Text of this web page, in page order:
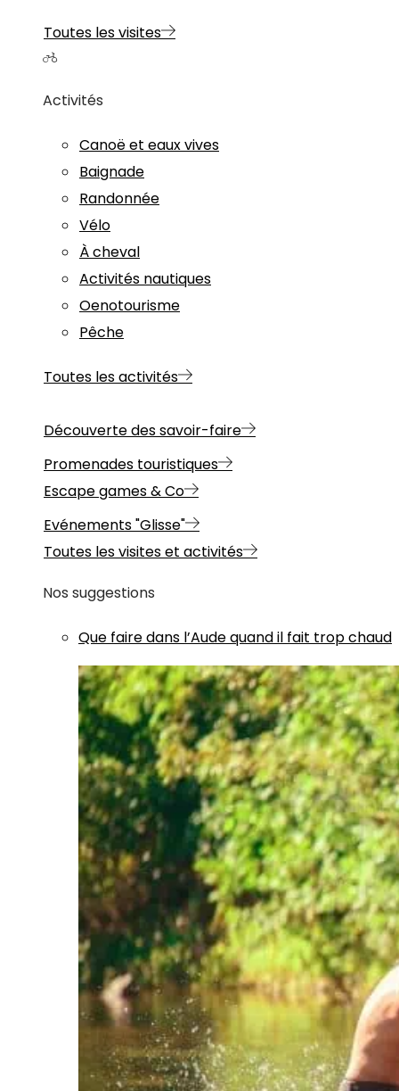
Toutes les visites
Activités
Canoë et eaux vives
Baignade
Randonnée
Vélo
À cheval
Activités nautiques
Oenotourisme
Pêche
Toutes les activités
Découverte des savoir-faire
Promenades touristiques
Escape games & Co
Evénements "Glisse"
Toutes les visites et activités
Nos suggestions
Que faire dans l’Aude quand il fait trop chaud